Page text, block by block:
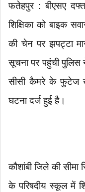
फतेहपुर : बीएसए
शिक्षिका को बाइक
की चेन पर झपट्टा
सूचना पर पहुंची पुलिस
सीसी कैमरे के फुटेज
घटना दर्ज हुई है।
कौशांबी जिले की सीमा
के परिषदीय स्कूल में